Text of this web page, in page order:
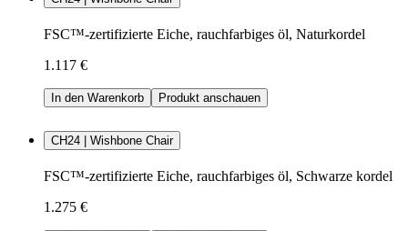
FSC™-zertifizierte Eiche, rauchfarbiges öl, Naturkordel
1.117 €
In den Warenkorb Produkt anschauen
CH24 | Wishbone Chair
FSC™-zertifizierte Eiche, rauchfarbiges öl, Schwarze kordel
1.275 €